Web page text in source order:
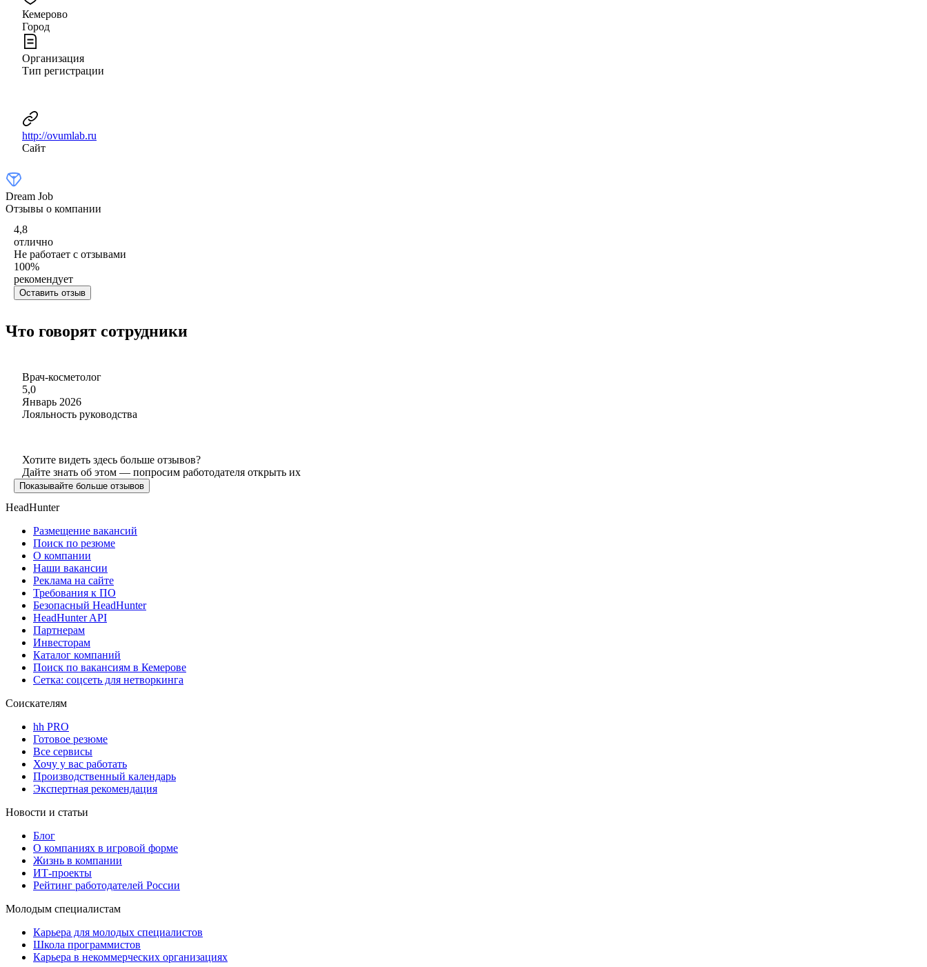
Кемерово
Город
Организация
Тип регистрации
http://ovumlab.ru
Сайт
Dream Job
Отзывы о компании
4,8
отлично
Не работает с отзывами
100%
рекомендует
Оставить отзыв
Что говорят сотрудники
Врач-косметолог
5,0
Январь 2026
Лояльность руководства
Хотите видеть здесь больше отзывов?
Дайте знать об этом — попросим работодателя открыть их
Показывайте больше отзывов
HeadHunter
Размещение вакансий
Поиск по резюме
О компании
Наши вакансии
Реклама на сайте
Требования к ПО
Безопасный HeadHunter
HeadHunter API
Партнерам
Инвесторам
Каталог компаний
Поиск по вакансиям в Кемерове
Сетка: соцсеть для нетворкинга
Соискателям
hh PRO
Готовое резюме
Все сервисы
Хочу у вас работать
Производственный календарь
Экспертная рекомендация
Новости и статьи
Блог
О компаниях в игровой форме
Жизнь в компании
ИТ-проекты
Рейтинг работодателей России
Молодым специалистам
Карьера для молодых специалистов
Школа программистов
Карьера в некоммерческих организациях